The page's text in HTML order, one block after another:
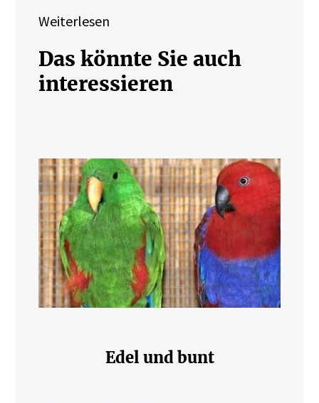
Weiterlesen
Das könnte Sie auch
interessieren
Edel und bunt